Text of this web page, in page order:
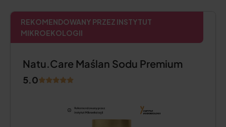
REKOMENDOWANY PRZEZ INSTYTUT
MIKROEKOLOGII
Natu.Care Maślan Sodu Premium
5.0